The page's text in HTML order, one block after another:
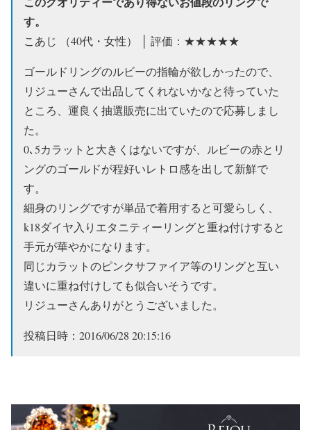
す。
こあじ （40代・女性） │ 評価：★★★★★
ゴールドリングのルビーの指輪が欲しかったので、
リジューさんで出品してくれないかなと待っていた
ところ、運良く抽選販売に出ていたので応募しまし
た。
0､5カラットと大きくはないですが、ルビーの赤とリ
ングのゴールドが程好いレトロ感を出して新鮮で
す。
細身のリングですが単品で着用すると可愛らしく、
k18ダイヤ入りエタニティーリングと重ね付けすると
手元が華やかになります。
同じカラットのピンクサファイア等のリングと互い
違いに重ね付けしても似合いそうです。
リジューさんありがとうございました。
投稿日時：2016/06/28 20:15:16